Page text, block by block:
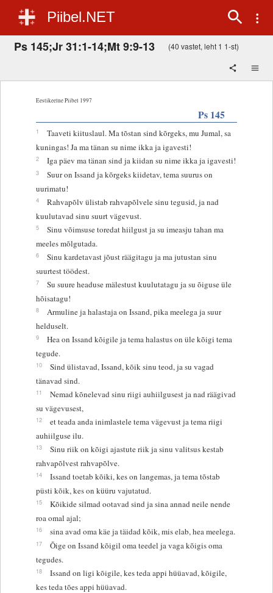
Piibel.NET
Ps 145;Jr 31:1-14;Mt 9:9-13 (40 vastet, leht 1 1-st)
Eestikeelne Piibel 1997
Ps 145
1
Taaveti kiituslaul. Ma tõstan sind kõrgeks, mu Jumal, sa
kuningas! Ja ma tänan su nime ikka ja igavesti!
2 Iga päev ma tänan sind ja kiidan su nime ikka ja igavesti!
3
Suur on Issand ja kõrgeks kiidetav, tema suurus on
uurimatu!
4
Rahvapõlv ülistab rahvapõlvele sinu tegusid, ja nad
kuulutavad sinu suurt vägevust.
5
Sinu võimsuse toredat hiilgust ja su imeasju tahan ma
meeles mõlgutada.
6
Sinu kardetavast jõust räägitagu ja ma jutustan sinu
suurtest töödest.
7
Su suure headuse mälestust kuulutatagu ja su õiguse üle
hõisatagu!
8
Armuline ja halastaja on Issand, pika meelega ja suur
helduselt.
9
Hea on Issand kõigile ja tema halastus on üle kõigi tema
tegude.
10
Sind ülistavad, Issand, kõik sinu teod, ja su vagad
tänavad sind.
11
Nemad kõnelevad sinu riigi auhiilgusest ja nad räägivad
su vägevusest,
12
et teada anda inimlastele tema vägevust ja tema riigi
auhiilguse ilu.
13
Sinu riik on kõigi ajastute riik ja sinu valitsus kestab
rahvapõlvest rahvapõlve.
14
Issand toetab kõiki, kes on langemas, ja tema tõstab
püsti kõik, kes on küüru vajutatud.
15
Kõikide silmad ootavad sind ja sina annad neile nende
roa omal ajal;
16 sina avad oma käe ja täidad kõik, mis elab, hea meelega.
17
Õige on Issand kõigil oma teedel ja vaga kõigis oma
tegudes.
18
Issand on ligi kõigile, kes teda appi hüüavad, kõigile,
kes teda tões appi hüüavad.